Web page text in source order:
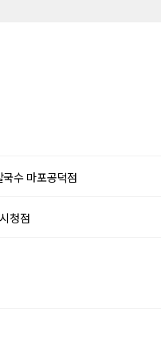
수 마포공덕점
청점